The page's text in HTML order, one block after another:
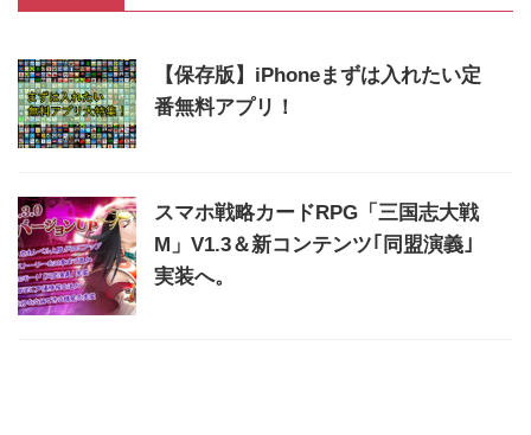
【保存版】iPhoneまずは入れたい定
番無料アプリ！
スマホ戦略カードRPG「三国志大戦
M」V1.3＆新コンテンツ｢同盟演義｣
実装へ。